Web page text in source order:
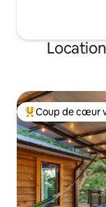
Coups de cœur
Coup de cœur